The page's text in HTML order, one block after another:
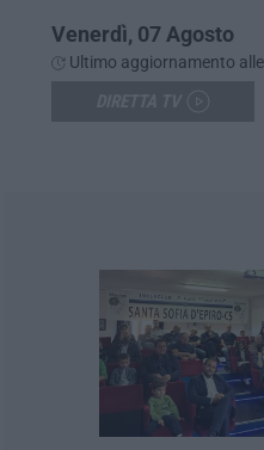
Venerdì, 07 Agosto
Ultimo aggiornamento